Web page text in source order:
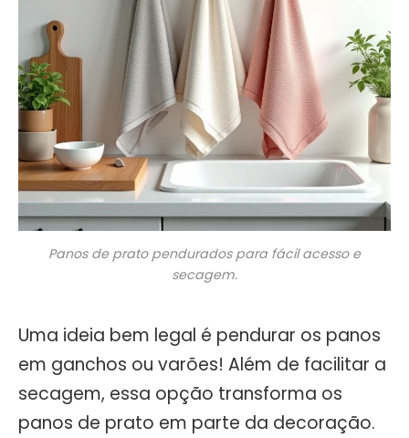
Panos de prato pendurados para fácil acesso e
secagem.
Uma ideia bem legal é pendurar os panos
em ganchos ou varões! Além de facilitar a
secagem, essa opção transforma os
panos de prato em parte da decoração.